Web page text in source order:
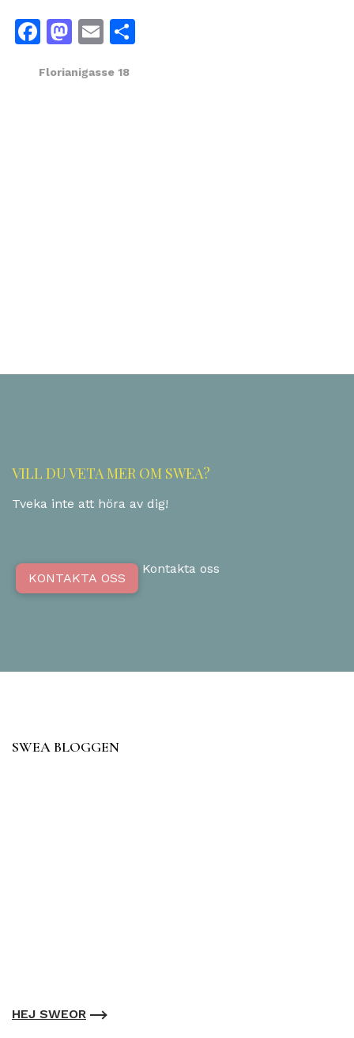
Facebook
Mastodon
Email
Florianigasse 18
VILL DU VETA MER OM SWEA?
Tveka inte att höra av dig!
KONTAKTA OSS
Kontakta oss
SWEA BLOGGEN
HEJ SWEOR